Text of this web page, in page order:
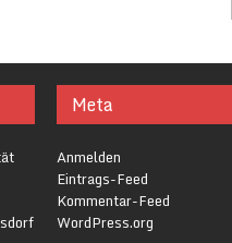
Meta
Anmelden
Eintrags-Feed
Kommentar-Feed
WordPress.org